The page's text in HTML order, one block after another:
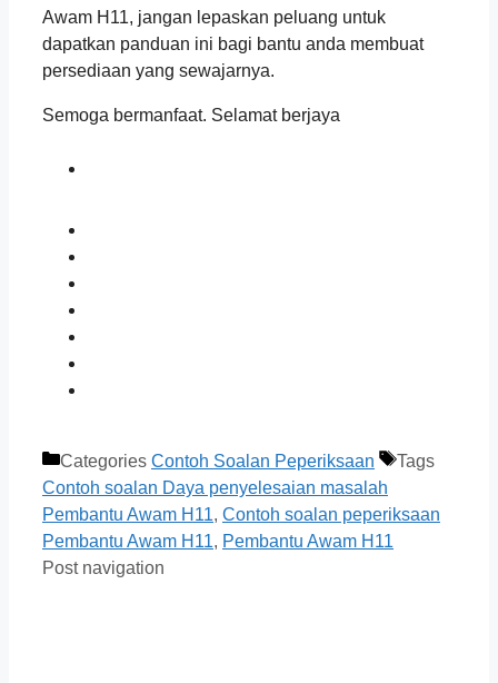
Awam H11, jangan lepaskan peluang untuk
dapatkan panduan ini bagi bantu anda membuat
persediaan yang sewajarnya.
Semoga bermanfaat. Selamat berjaya
Categories Contoh Soalan Peperiksaan
Tags
Contoh soalan Daya penyelesaian masalah
Pembantu Awam H11, Contoh soalan peperiksaan
Pembantu Awam H11, Pembantu Awam H11
Post navigation